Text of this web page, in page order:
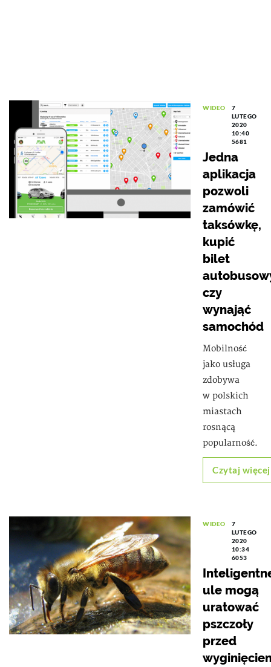
WIDEO
7
LUTEGO
2020
10:40
5681
Jedna
aplikacja
pozwoli
zamówić
taksówkę,
kupić
bilet
czy
wynająć
samochód
Mobilność
jako usługa
zdobywa
w polskich
miastach
rosnącą
popularność.
Czytaj więcej
WIDEO
7
LUTEGO
2020
10:34
6053
ule mogą
uratować
pszczoły
przed